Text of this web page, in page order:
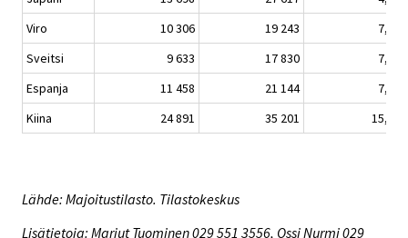
Viro
10 306 19 243
7,0
Sveitsi
9 633 17 830
7,0
Espanja
11 458 21 144
7,2
Kiina
24 891 35 201 15,3
Lähde: Majoitustilasto. Tilastokeskus
Lisätietoja: Marjut Tuominen 029 551 3556, Ossi Nurmi 029